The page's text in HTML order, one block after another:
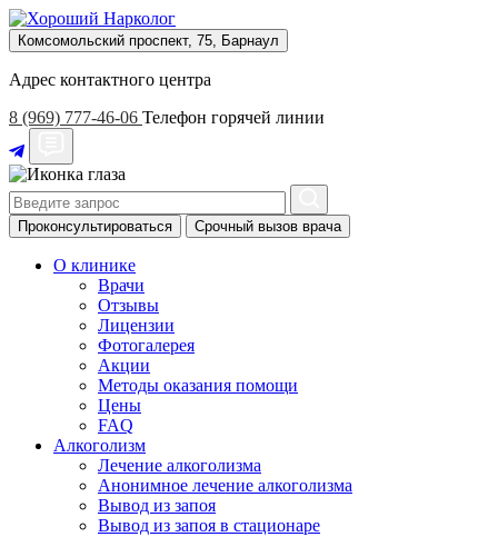
Комсомольский проспект, 75, Барнаул
Адрес контактного центра
8 (969) 777-46-06 Телефон горячей линии
Проконсультироваться Срочный вызов врача
О клинике
Врачи
Отзывы
Лицензии
Фотогалерея
Акции
Методы оказания помощи
Цены
FAQ
Алкоголизм
Лечение алкоголизма
Анонимное лечение алкоголизма
Вывод из запоя
Вывод из запоя в стационаре